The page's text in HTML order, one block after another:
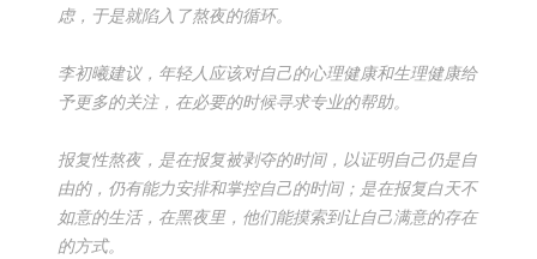
虑，于是就陷入了熬夜的循环。
李初曦建议，年轻人应该对自己的心理健康和生理健康给
予更多的关注，在必要的时候寻求专业的帮助。
报复性熬夜，是在报复被剥夺的时间，以证明自己仍是自
由的，仍有能力安排和掌控自己的时间；是在报复白天不
如意的生活，在黑夜里，他们能摸索到让自己满意的存在
的方式。